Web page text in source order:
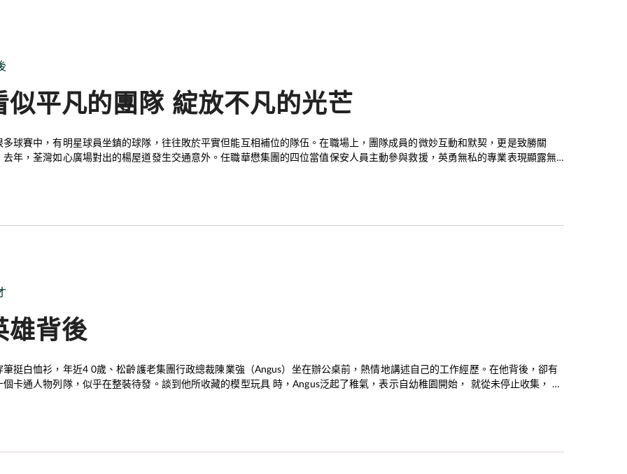
似平凡的團隊 綻放不凡的光芒
多球賽中，有明星球員坐鎮的球隊，往往敗於平實但能互相補位的隊伍。在職場上，團隊成員的微妙互動和默契，更是致勝關
去年，荃灣如心廣場對出的楊屋道發生交通意外。任職華懋集團的四位當值保安人員主動參與救援，英勇無私的專業表現顯露無
雄背後
筆挺白恤衫，年近4 0歲、松齡護老集團行政總裁陳業強（Angus）坐在辦公桌前，熱情地講述自己的工作經歷。在他背後，卻有
個卡通人物列隊，似乎在整裝待發。談到他所收藏的模型玩具 時，Angus泛起了稚氣，表示自幼稚園開始， 就從未停止收集， 由